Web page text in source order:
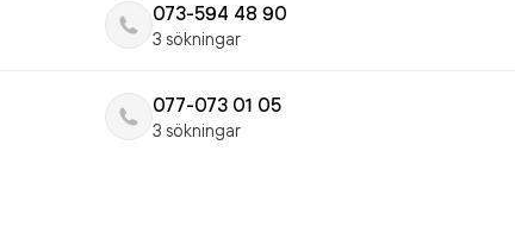
073-594 48 90
3 sökningar
077-073 01 05
3 sökningar